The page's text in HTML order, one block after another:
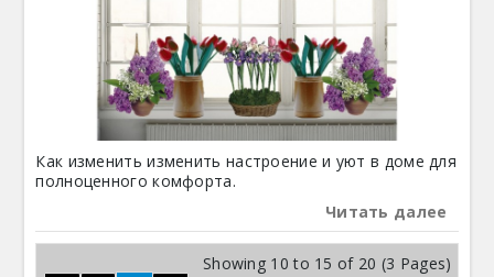
Как изменить изменить настроение и уют в доме для
полноценного комфорта.
Читать далее
Showing 10 to 15 of 20 (3 Pages)